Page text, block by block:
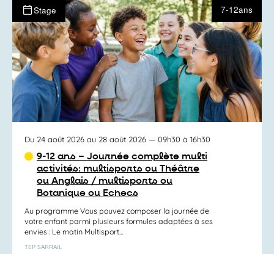
Stage 7-12ans
Du 24 août 2026 au 28 août 2026 — 09h30 à 16h30
9-12 ans – Journée complète multi
activités: multisports ou Théâtre
ou Anglais / multisports ou
Botanique ou Echecs
Au programme Vous pouvez composer la journée de
votre enfant parmi plusieurs formules adaptées à ses
envies : Le matin Multisport...
TEP SARRAIL